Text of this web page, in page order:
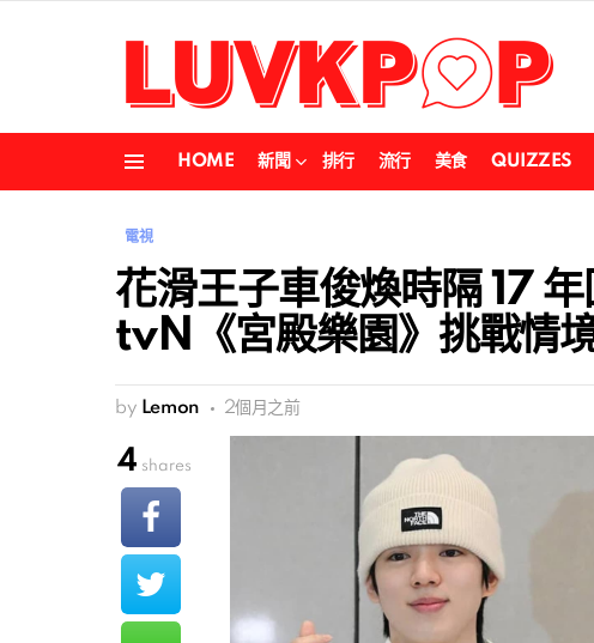
HOME 新聞 排行 流行 美食 QUIZZES
電視
花滑王子車俊煥時隔 17
tvN《宮殿樂園》挑戰情
by Lemon 2個月之前
4 shares